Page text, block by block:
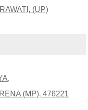
(UP)
(MP), 476221